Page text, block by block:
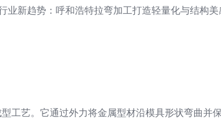
业新趋势：呼和浩特拉弯加工打造轻量化与结构
工艺。它通过外力将金属型材沿模具形状弯曲并